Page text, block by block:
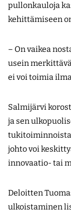
pullonkauloja
kehittämiseen
– On vaikea
usein
ei voi toimia
Salmijärvi
ja sen
johto voi
innovaatio- tai
Deloitten
ulkoistaminen